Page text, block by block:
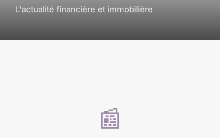
L'actualité financière et immobilière
📰